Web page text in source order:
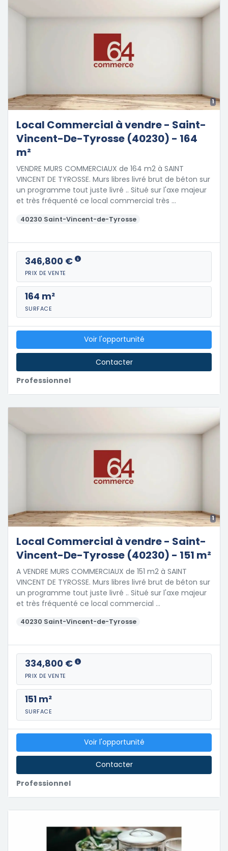
1
Local Commercial à vendre - Saint-
Vincent-De-Tyrosse (40230) - 164
m²
VENDRE MURS COMMERCIAUX de 164 m2 à SAINT
VINCENT DE TYROSSE. Murs libres livré brut de béton sur
un programme tout juste livré .. Situé sur l'axe majeur
et très fréquenté ce local commercial très …
40230 Saint-Vincent-de-Tyrosse
346,800 €
PRIX DE VENTE
164 m²
SURFACE
Professionnel
Voir l'opportunité
Contacter
1
Local Commercial à vendre - Saint-
Vincent-De-Tyrosse (40230) - 151 m²
A VENDRE MURS COMMERCIAUX de 151 m2 à SAINT
VINCENT DE TYROSSE. Murs libres livré brut de béton sur
un programme tout juste livré .. Situé sur l'axe majeur
et très fréquenté ce local commercial …
40230 Saint-Vincent-de-Tyrosse
334,800 €
PRIX DE VENTE
151 m²
SURFACE
Professionnel
Voir l'opportunité
Contacter